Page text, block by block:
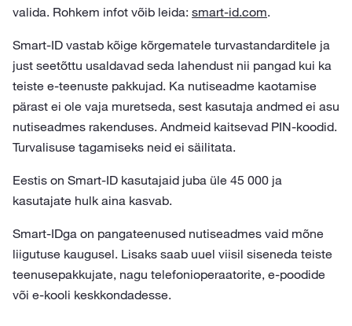
valida. Rohkem infot võib leida: smart-id.com.
Smart-ID vastab kõige kõrgematele turvastandarditele ja
just seetõttu usaldavad seda lahendust nii pangad kui ka
teiste e-teenuste pakkujad. Ka nutiseadme kaotamise
pärast ei ole vaja muretseda, sest kasutaja andmed ei asu
nutiseadmes rakenduses. Andmeid kaitsevad PIN-koodid.
Turvalisuse tagamiseks neid ei säilitata.
Eestis on Smart-ID kasutajaid juba üle 45 000 ja
kasutajate hulk aina kasvab.
Smart-IDga on pangateenused nutiseadmes vaid mõne
liigutuse kaugusel. Lisaks saab uuel viisil siseneda teiste
teenusepakkujate, nagu telefonioperaatorite, e-poodide
või e-kooli keskkondadesse.